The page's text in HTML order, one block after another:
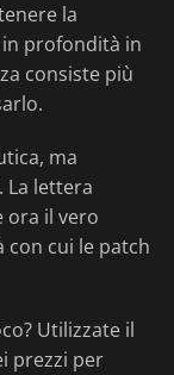
la
in profondità in
consiste più
ma
La lettera
ora il vero
con cui le patch
Utilizzate il
prezzi per